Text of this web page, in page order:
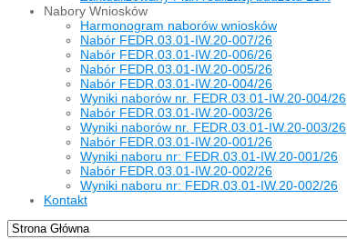
Nabory Wniosków
Harmonogram naborów wniosków
Nabór FEDR.03.01-IW.20-007/26
Nabór FEDR.03.01-IW.20-006/26
Nabór FEDR.03.01-IW.20-005/26
Nabór FEDR.03.01-IW.20-004/26
Wyniki naborów nr. FEDR.03.01-IW.20-004/26
Nabór FEDR.03.01-IW.20-003/26
Wyniki naborów nr. FEDR.03.01-IW.20-003/26
Nabór FEDR.03.01-IW.20-001/26
Wyniki naboru nr: FEDR.03.01-IW.20-001/26
Nabór FEDR.03.01-IW.20-002/26
Wyniki naboru nr: FEDR.03.01-IW.20-002/26
Kontakt